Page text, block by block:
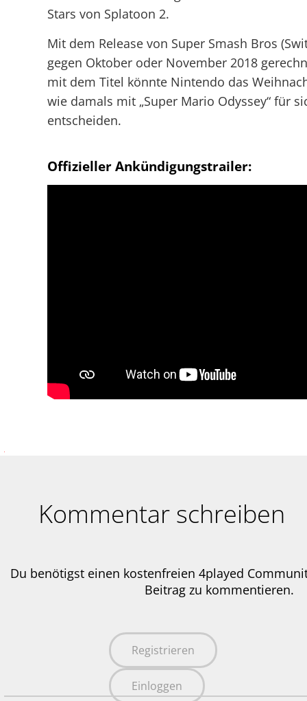
Stars von Splatoon 2.
Mit dem Release von Super Smash Bros
gegen Oktober oder November 2018
mit dem Titel könnte Nintendo das
wie damals mit „Super Mario Odyssey“ für
entscheiden.
Offizieller Ankündigungstrailer:
Kommentar schreiben
Du benötigst einen kostenfreien 4played
Beitrag zu kommentieren.
Registrieren
Einloggen